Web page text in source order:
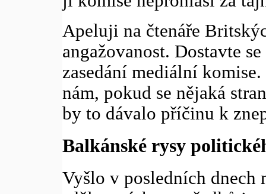
Apeluji na čtenáře
angažovanost. Dostavte
zasedání mediální
nám, pokud se nějaká
by to dávalo příčinu k
Balkánské rysy
Vyšlo v posledních dnech